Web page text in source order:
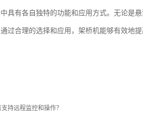
有各自独特的功能和应用方式。无论是
过合理的选择和应用，架桥机能够有效地
持远程监控和操作？